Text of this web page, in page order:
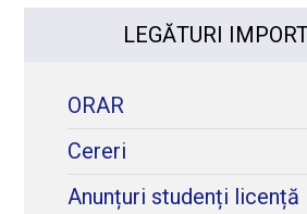
LEGĂTURI
ORAR
Cereri
Anunțuri studenți licență